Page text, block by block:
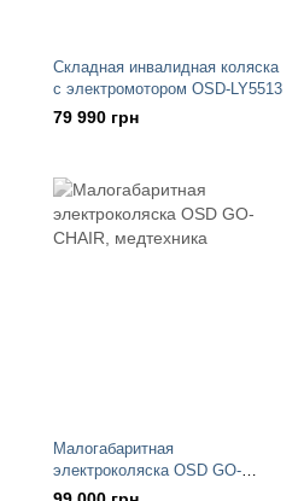
Складная инвалидная коляска
с электромотором OSD-LY5513
79 990 грн
Малогабаритная
электроколяска OSD GO-
CHAIR